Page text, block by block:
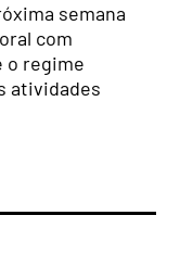
semana
com
o regime
atividades